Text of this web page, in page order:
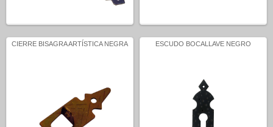
CIERRE BISAGRA ARTÍSTICA NEGRA ESCUDO BOCALLAVE NEGRO